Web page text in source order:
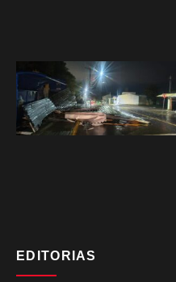
EDITORIAS